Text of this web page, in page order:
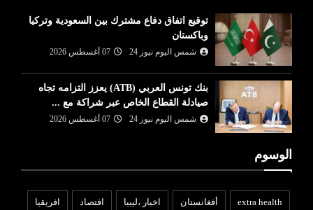
توقيع اتفاق دفاع مشترك بين السعودية وتركيا
وباكستان
شمس اليوم نيوز 24 07 أغسطس 2026
بنك تونس العربي (ATB) يعزز التزامه تجاه
صيادلة القطاع الخاص عبر شراكة مع ...
شمس اليوم نيوز 24 07 أغسطس 2026
الوسوم
extra health أفغانستان اخبار ،ليبيا افتصاد افريقيا